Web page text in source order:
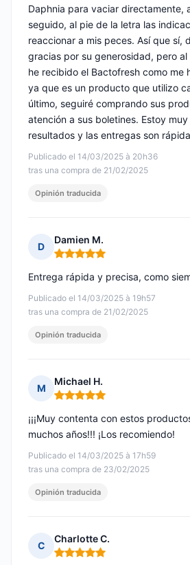
Publicado el 14/03/2025 à 20h36
tras una compra de 21/02/2025
Daphnia para vaciar directamente,
seguido, al pie de la letra las
reaccionar a mis peces. Así que sí,
gracias por su generosidad, pero
he recibido el Bactofresh como me
ya que es un producto que utilizo
último, seguiré comprando sus
atención a sus boletines. Estoy
resultados y las entregas son
Opinión traducida
D
Damien M.
Nota: 5 de 5
Publicado el 14/03/2025 à 19h57
tras una compra de 21/02/2025
Entrega rápida y precisa, como
Opinión traducida
M
Michael H.
Nota: 5 de 5
Publicado el 14/03/2025 à 17h59
tras una compra de 23/02/2025
¡¡¡Muy contenta con estos
muchos años!!! ¡Los recomiendo!
Opinión traducida
C
Charlotte C.
Nota: 5 de 5